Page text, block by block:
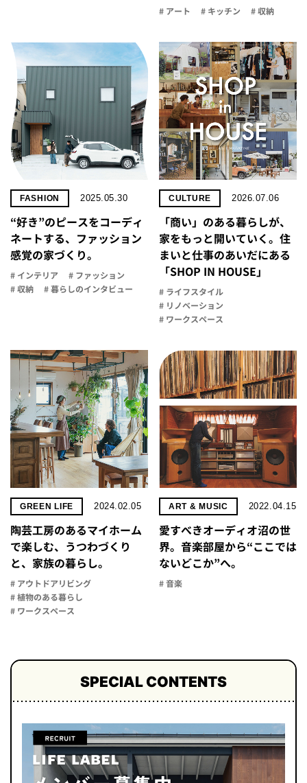
# アート # キッチン # 収納
FASHION 2025.05.30
“好き”のピースをコーディ
ネートする、ファッション
感覚の家づくり。
# インテリア
# ファッション
# 収納
# 暮らしのインタビュー
CULTURE 2026.07.06
「商い」の​ある​暮らしが、​
家を​もっと​開いていく。​住
まいと​仕事の​あいだに​ある​
「SHOP IN HOUSE」
# ライフスタイル
# リノベーション
# ワークスペース
GREEN LIFE 2024.02.05
陶芸工房のあるマイホーム
で楽しむ、うつわづくり
と、家族の暮らし。
# アウトドアリビング
# 植物のある暮らし
# ワークスペース
ART & MUSIC 2022.04.15
愛すべきオーディオ沼の世
界。音楽部屋から“ここでは
ないどこか”へ。
# 音楽
SPECIAL CONTENTS